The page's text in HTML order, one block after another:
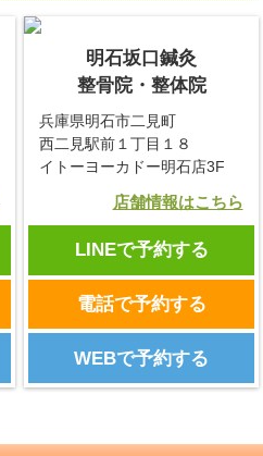
明石坂口鍼灸
整骨院・整体院
兵庫県明石市二見町
西二見駅前１丁目１８
イトーヨーカドー明石店3F
店舗情報はこちら
LINEで予約する
電話で予約する
WEBで予約する